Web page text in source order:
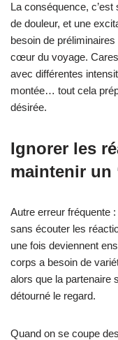
La conséquence,
de douleur, et une
besoin de préliminaires
cœur du voyage.
avec différentes
montée… tout cela
désirée.
Ignorer les
maintenir un
Autre erreur fréquente
sans écouter les
une fois deviennent
corps a besoin de
alors que la partenaire
détourné le regard.
Quand on se coupe